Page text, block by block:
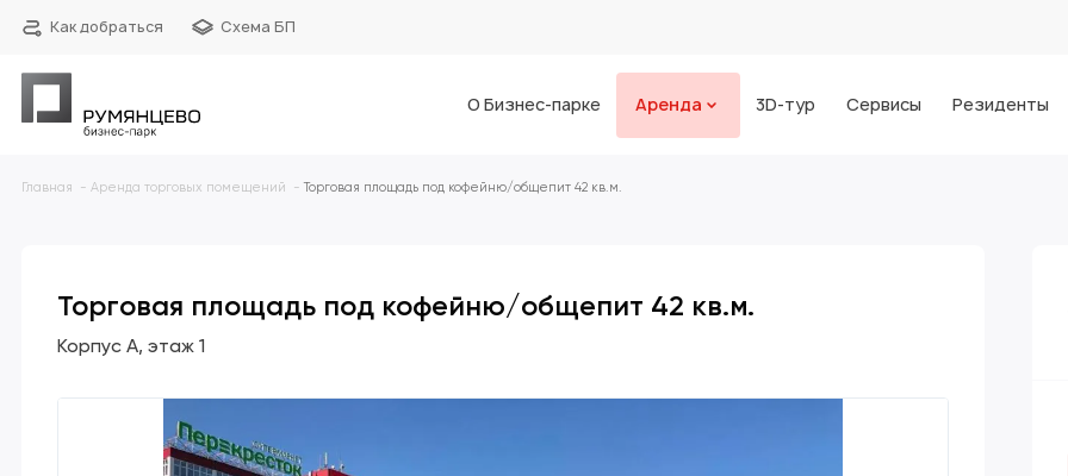
Как добраться Схема БП
О Бизнес-парке Аренда 3D-тур Сервисы Резиденты
Главная Аренда торговых помещений Торговая площадь под кофейню/общепит 42 кв.м.
Торговая площадь под кофейню/общепит 42 кв.м.
Корпус А этаж 1